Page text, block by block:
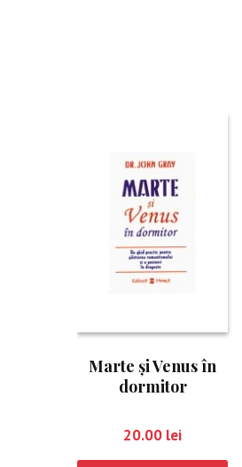
Marte şi Venus în
dormitor
20.00 lei